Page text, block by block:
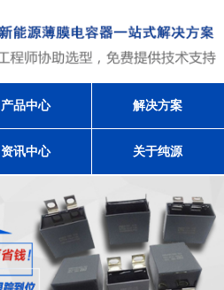
产品中心 解决方案
资讯中心 关于纯源